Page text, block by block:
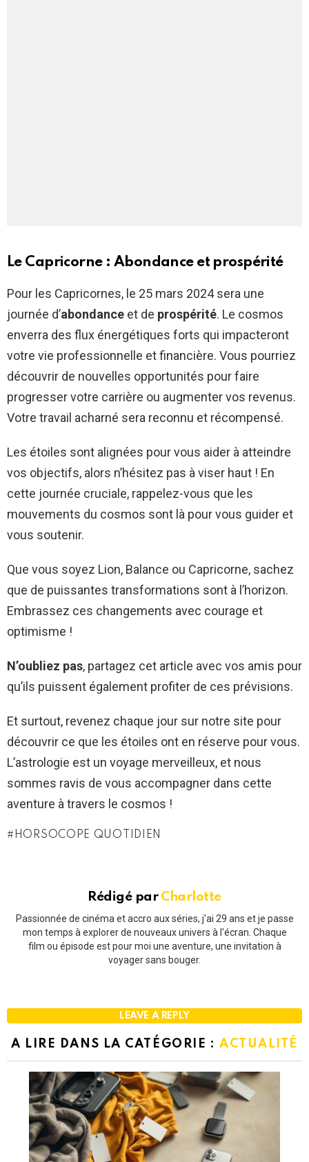
Le Capricorne : Abondance et prospérité
Pour les Capricornes, le 25 mars 2024 sera une
journée d’abondance et de prospérité. Le cosmos
enverra des flux énergétiques forts qui impacteront
votre vie professionnelle et financière. Vous pourriez
découvrir de nouvelles opportunités pour faire
progresser votre carrière ou augmenter vos revenus.
Votre travail acharné sera reconnu et récompensé.
Les étoiles sont alignées pour vous aider à atteindre
vos objectifs, alors n’hésitez pas à viser haut ! En
cette journée cruciale, rappelez-vous que les
mouvements du cosmos sont là pour vous guider et
vous soutenir.
Que vous soyez Lion, Balance ou Capricorne, sachez
que de puissantes transformations sont à l’horizon.
Embrassez ces changements avec courage et
optimisme !
N’oubliez pas, partagez cet article avec vos amis pour
qu’ils puissent également profiter de ces prévisions.
Et surtout, revenez chaque jour sur notre site pour
découvrir ce que les étoiles ont en réserve pour vous.
L’astrologie est un voyage merveilleux, et nous
sommes ravis de vous accompagner dans cette
aventure à travers le cosmos !
HORSOCOPE QUOTIDIEN
Rédigé par Charlotte
Passionnée de cinéma et accro aux séries, j'ai 29 ans et je passe
mon temps à explorer de nouveaux univers à l'écran. Chaque
film ou épisode est pour moi une aventure, une invitation à
voyager sans bouger.
LEAVE A REPLY
A LIRE DANS LA CATÉGORIE : ACTUALITÉ